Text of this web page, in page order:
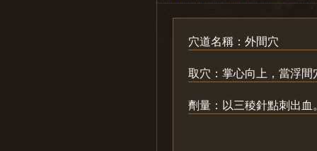
穴道名稱：外間穴
取穴：掌心向上，當浮
劑量：以三稜針點刺出血